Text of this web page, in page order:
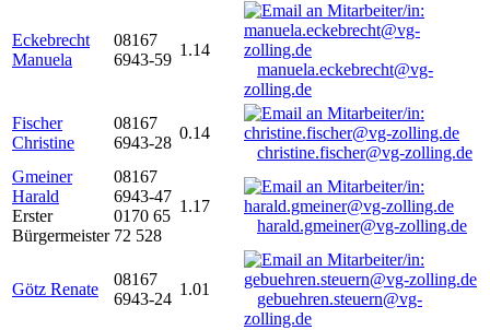
Eckebrecht
Manuela
08167
6943-59
1.14
manuela.eckebrecht@vg-
zolling.de
Fischer
Christine
08167
6943-28
0.14
christine.fischer@vg-zolling.de
Gmeiner
Harald
Erster
Bürgermeister
08167
6943-47
0170 65
72 528
1.17
harald.gmeiner@vg-zolling.de
Götz Renate
08167
6943-24
1.01
gebuehren.steuern@vg-
zolling.de